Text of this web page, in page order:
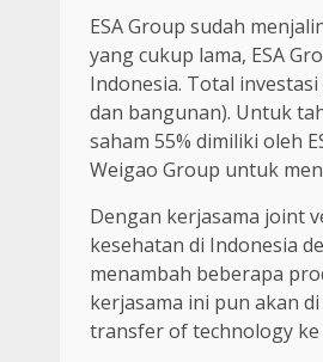
ESA Group sudah
yang cukup lama, ESA
Indonesia. Total
dan bangunan). Untuk
saham 55% dimiliki oleh
Weigao Group untuk
Dengan kerjasama joint
kesehatan di Indonesia
menambah beberapa
kerjasama ini pun akan
transfer of technology ke